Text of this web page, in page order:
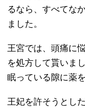
るなら、すべてな
ました。
王宮では、頭痛に
を処方して貰いま
眠っている隙に薬
王妃を許そうとし